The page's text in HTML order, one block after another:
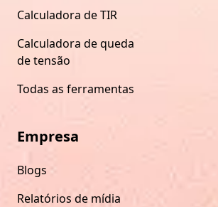
Calculadora de TIR
Calculadora de queda
de tensão
Todas as ferramentas
Empresa
Blogs
Relatórios de mídia